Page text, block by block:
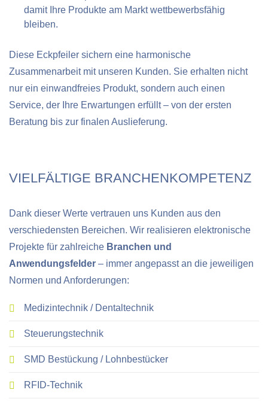
damit Ihre Produkte am Markt wettbewerbsfähig
bleiben.
Diese Eckpfeiler sichern eine harmonische
Zusammenarbeit mit unseren Kunden. Sie erhalten nicht
nur ein einwandfreies Produkt, sondern auch einen
Service, der Ihre Erwartungen erfüllt – von der ersten
Beratung bis zur finalen Auslieferung.
VIELFÄLTIGE BRANCHENKOMPETENZ
Dank dieser Werte vertrauen uns Kunden aus den
verschiedensten Bereichen. Wir realisieren elektronische
Projekte für zahlreiche Branchen und
Anwendungsfelder – immer angepasst an die jeweiligen
Normen und Anforderungen:
Medizintechnik / Dentaltechnik
Steuerungstechnik
SMD Bestückung / Lohnbestücker
RFID-Technik